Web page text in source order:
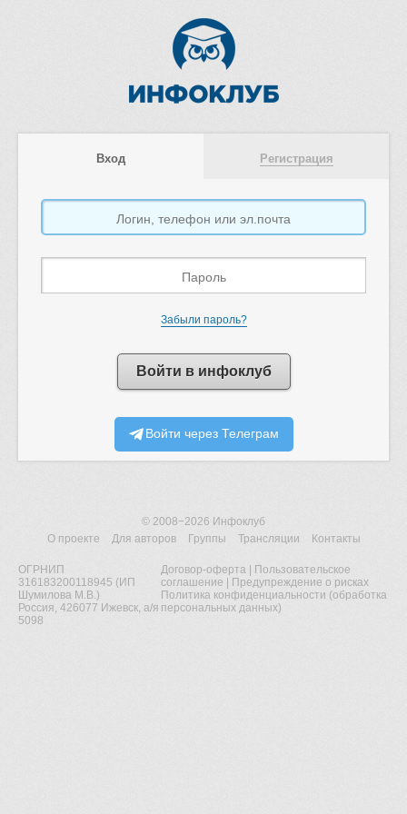
Вход Регистрация
Забыли пароль?
Войти в инфоклуб
Войти через Телеграм
© 2008−2026 Инфоклуб
О проекте
Для авторов Группы Трансляции Контакты
ОГРНИП
316183200118945 (ИП
Шумилова М.В.)
Россия, 426077 Ижевск, а/я
5098
Договор-оферта
Пользовательское
соглашение
Предупреждение о рисках
Политика конфиденциальности (обработка
персональных данных)